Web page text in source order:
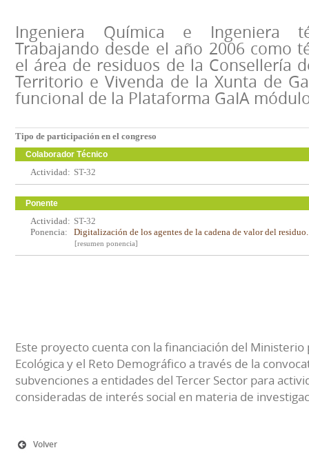
Ingeniera Química e Ingeniera
Trabajando desde el año 2006 como
el área de residuos de la Consellería
Territorio e Vivenda de la Xunta de
funcional de la Plataforma GaIA
Tipo de participación en el congreso
Colaborador Técnico
Actividad: ST-32
Ponente
Actividad: ST-32
Ponencia:
Digitalización de los agentes de la cadena de valor del
[resumen ponencia]
Este proyecto cuenta con la financiación del Ministerio
Ecológica y el Reto Demográfico a través de la
subvenciones a entidades del Tercer Sector para
consideradas de interés social en materia de
Volver